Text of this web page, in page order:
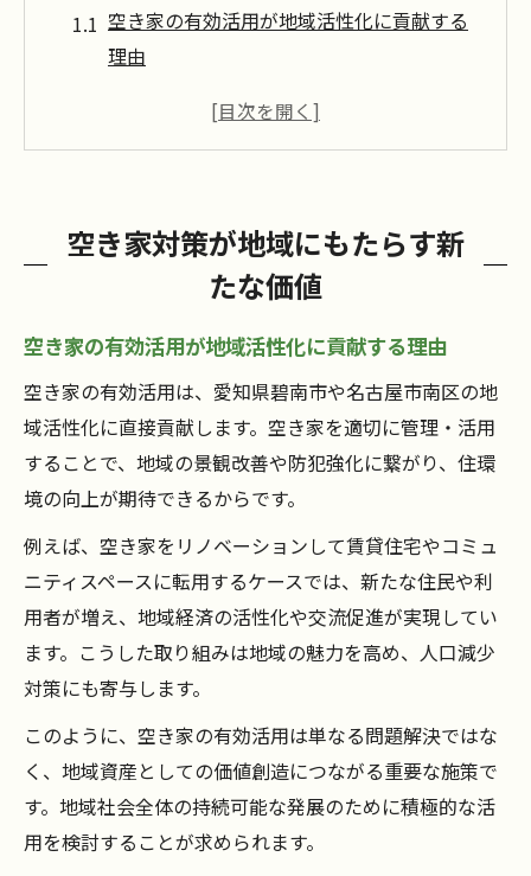
空き家の有効活用が地域活性化に貢献する
理由
空き家問題が地域社会へ与える影響と課題
可能性
空き家バンク活用による地域資産化のポイ
碧南や名古屋南区で実践する空き家の管理術
空き家管理の基本と現場での実践的なポイ
ント
空き家対策で実感できる安心な管理方法の
選び方
空き家を守るための継続的な点検と清掃の
工夫
空き家の相談先や専門サービス活用のメリ
ット
碧南市や南区で空き家管理が注目される背
景
安心を守るための空き家保全計画とは何か
空き家保全計画の基本構成と作成時の注意
点
空き家対策が地域にもたらす新
たな価値
空き家の有効活用が地域活性化に貢献する理由
空き家の有効活用は、愛知県碧南市や名古屋市南区の地
域活性化に直接貢献します。空き家を適切に管理・活用
することで、地域の景観改善や防犯強化に繋がり、住環
境の向上が期待できるからです。
例えば、空き家をリノベーションして賃貸住宅やコミュ
ニティスペースに転用するケースでは、新たな住民や利
用者が増え、地域経済の活性化や交流促進が実現してい
ます。こうした取り組みは地域の魅力を高め、人口減少
対策にも寄与します。
このように、空き家の有効活用は単なる問題解決ではな
く、地域資産としての価値創造につながる重要な施策で
す。地域社会全体の持続可能な発展のために積極的な活
用を検討することが求められます。